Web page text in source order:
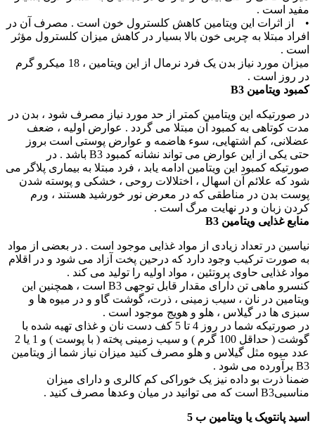
مفید است .
• از اثرات این ویتامین کاهش کلسترول خون است . مصرف آن در
افراد مبتلا به چربی خون بالا بسیار در کاهش میزان کلسترول مؤثر
است .
میزان مورد نیاز بدن یک فرد نرمال از این ویتامین ، 18 میکرو گرم
در روز است .
کمبود ویتامین B3
در صورتیکه این ویتامین کمتر از حد مورد نیاز مصرف شود ، بدن در
مدت کوتاهی به کمبود آن مبتلا می گردد . عوارض اولیه ، ضعف
عضلانی، کم اشتهایی، سوء هاضمه و عوارض پوستی است بروز
حتی یکی از این عوارض می تواند نشانه کمبود B3 باشد . در
صورتیکه کمبود این ویتامین ادامه یابد ، فرد مبتلا به بیماری پلاگر می
شود که علائم آن اسهال ، اختلالات روحی ، خشکی و پوسته شدن
پوست بدن در مناطقی که در معرض نور خورشید هستند ، ورم
کردن زبان و در نهایت مرگ است .
منابع غذایی ویتامین B3
نیاسین در تعداد زیادی از مواد غذایی موجود است . در بعضی از مواد
به صورت ترکیب وجود دارد که درحین پخت آزاد می شود و در اقلام
مواد غذایی حاوی پروتئین ، مواد اولیه را تولید می کند .
کنسرو ماهی تن دارای مقدار قابل توجهی B3 است ، همچنین این
ویتامین در نان ، سیب زمینی ، ذرت، گوشت گاو و در میوه ها و
سبزی ها در گیلاس ، هلو و هویج موجود است .
در صورتیکه شما در روز 4 تا 5 کف دست نان و غذای تهیه شده با
گوشت ( حداقل 100 گرم ) و سیب زمینی پخته ( با پوست ) و 1 یا 2
عدد میوه مثل گیلاس و هلو مصرف کنید میزان نیاز شما از ویتامین
B3 برآورده می شود .
ضمنا ذرت بو داده نیز یک خوراکی کم کالری و دارای میزان
مناسبیB3 است که می توانید در میان وعدها مصرف کنید .
اسید پانتویک یا ویتامین ب 5